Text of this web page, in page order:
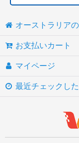
オーストラリア
お支払いカート
マイページ
最近チェックし